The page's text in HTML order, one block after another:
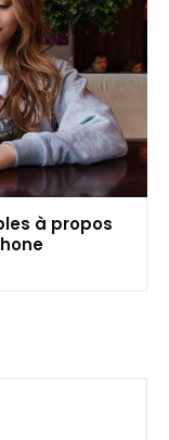
à propos